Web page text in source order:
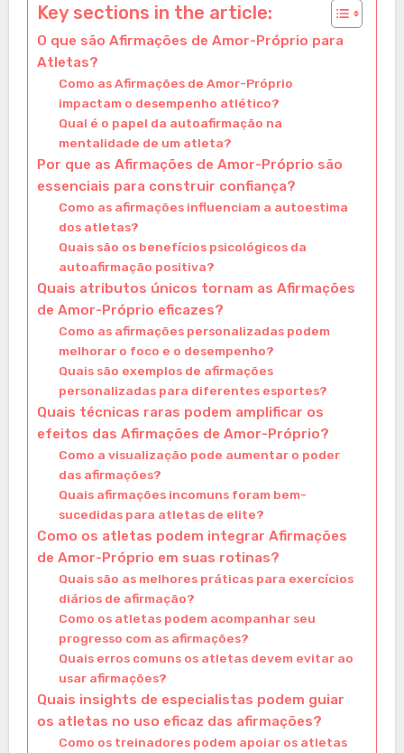
Key sections in the article:
O que são Afirmações de Amor-Próprio para
Atletas?
Como as Afirmações de Amor-Próprio
impactam o desempenho atlético?
Qual é o papel da autoafirmação na
mentalidade de um atleta?
Por que as Afirmações de Amor-Próprio são
essenciais para construir confiança?
Como as afirmações influenciam a autoestima
dos atletas?
Quais são os benefícios psicológicos da
autoafirmação positiva?
Quais atributos únicos tornam as Afirmações
de Amor-Próprio eficazes?
Como as afirmações personalizadas podem
melhorar o foco e o desempenho?
Quais são exemplos de afirmações
personalizadas para diferentes esportes?
Quais técnicas raras podem amplificar os
efeitos das Afirmações de Amor-Próprio?
Como a visualização pode aumentar o poder
das afirmações?
Quais afirmações incomuns foram bem-
sucedidas para atletas de elite?
Como os atletas podem integrar Afirmações
de Amor-Próprio em suas rotinas?
Quais são as melhores práticas para exercícios
diários de afirmação?
Como os atletas podem acompanhar seu
progresso com as afirmações?
Quais erros comuns os atletas devem evitar ao
usar afirmações?
Quais insights de especialistas podem guiar
os atletas no uso eficaz das afirmações?
Como os treinadores podem apoiar os atletas